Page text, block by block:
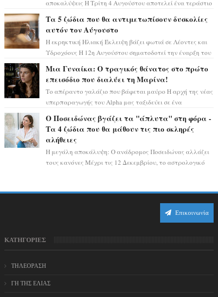
αποκαλύψεις Η Τρίτη 4 Αυγούστου αποτελεί ένα τεράστιο
Τα 5 ζώδια που θα αντιμετωπίσουν δυσκολίες
αυτόν τον Αύγουστο
Η εκρηκτική Ηλιακή Έκλειψη βάζει φωτιά σε Λέοντες και
Υδροχόους Η 12η Αυγούστου σηματοδοτεί την έναρξη του
Μια Γυναίκα: Ο τραγικός θάνατος στο πρώτο
επεισόδιο που διαλύει τη Μαρίνα!
Το απέραντο γαλάζιο που βάφεται μαύρο Η αρχή της νέας
υπερπαραγωγής του Alpha μας ταξιδεύει σε ένα
Ο Ποσειδώνας βγάζει τα "άπλυτα" στη φόρα -
Τα 4 ζώδια που θα μάθουν τις πιο σκληρές
αλήθειες
Η μεγάλη αποκάλυψη: Ο ανάδρομος Ποσειδώνας αλλάζει
τους κανόνες Μέχρι τις 12 Δεκεμβρίου, το αστρολογικό
Επικοινωνία
ΚΑΤΗΓΟΡΙΕΣ
ΤΗΛΕΟΡΑΣΗ
ΓΗ ΤΗΣ ΕΛΙΑΣ